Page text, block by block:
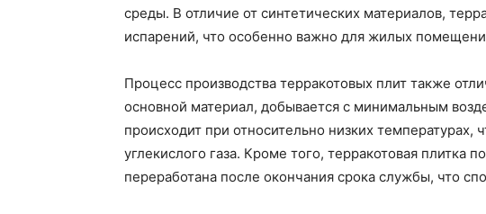
среды. В отличие от синтетических материалов,
испарений, что особенно важно для жилых
Процесс производства терракотовых плит также
основной материал, добывается с минимальным
происходит при относительно низких температурах,
углекислого газа. Кроме того, терракотовая плитка
переработана после окончания срока службы, что